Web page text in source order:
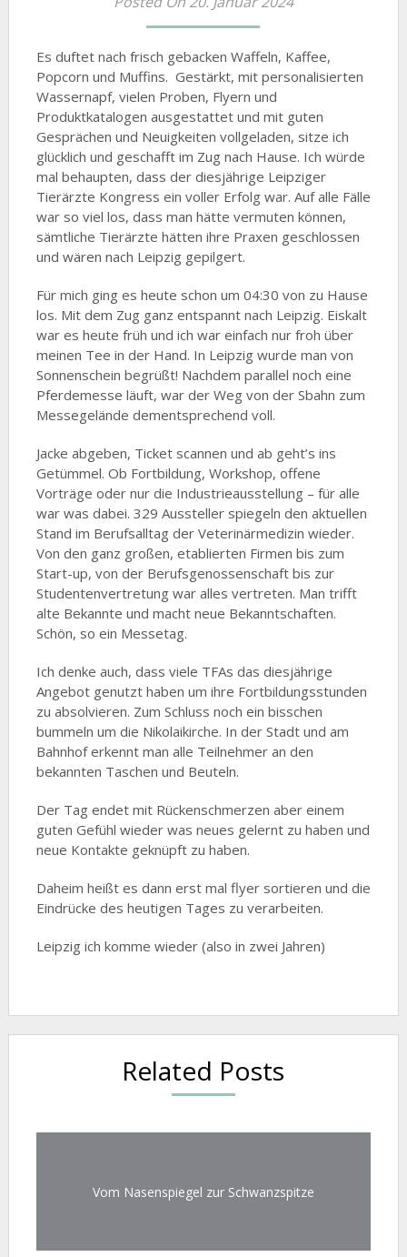
Es duftet nach frisch gebacken Waffeln, Kaffee,
Popcorn und Muffins. Gestärkt, mit personalisierten
Wassernapf, vielen Proben, Flyern und
Produktkatalogen ausgestattet und mit guten
Gesprächen und Neuigkeiten vollgeladen, sitze ich
glücklich und geschafft im Zug nach Hause. Ich würde
mal behaupten, dass der diesjährige Leipziger
Tierärzte Kongress ein voller Erfolg war. Auf alle Fälle
war so viel los, dass man hätte vermuten können,
sämtliche Tierärzte hätten ihre Praxen geschlossen
und wären nach Leipzig gepilgert.
Für mich ging es heute schon um 04:30 von zu Hause
los. Mit dem Zug ganz entspannt nach Leipzig. Eiskalt
war es heute früh und ich war einfach nur froh über
meinen Tee in der Hand. In Leipzig wurde man von
Sonnenschein begrüßt! Nachdem parallel noch eine
Pferdemesse läuft, war der Weg von der Sbahn zum
Messegelände dementsprechend voll.
Jacke abgeben, Ticket scannen und ab geht’s ins
Getümmel. Ob Fortbildung, Workshop, offene
Vorträge oder nur die Industrieausstellung – für alle
war was dabei. 329 Aussteller spiegeln den aktuellen
Stand im Berufsalltag der Veterinärmedizin wieder.
Von den ganz großen, etablierten Firmen bis zum
Start-up, von der Berufsgenossenschaft bis zur
Studentenvertretung war alles vertreten. Man trifft
alte Bekannte und macht neue Bekanntschaften.
Schön, so ein Messetag.
Ich denke auch, dass viele TFAs das diesjährige
Angebot genutzt haben um ihre Fortbildungsstunden
zu absolvieren. Zum Schluss noch ein bisschen
bummeln um die Nikolaikirche. In der Stadt und am
Bahnhof erkennt man alle Teilnehmer an den
bekannten Taschen und Beuteln.
Der Tag endet mit Rückenschmerzen aber einem
guten Gefühl wieder was neues gelernt zu haben und
neue Kontakte geknüpft zu haben.
Daheim heißt es dann erst mal flyer sortieren und die
Eindrücke des heutigen Tages zu verarbeiten.
Leipzig ich komme wieder (also in zwei Jahren)
Related Posts
Vom Nasenspiegel zur Schwanzspitze